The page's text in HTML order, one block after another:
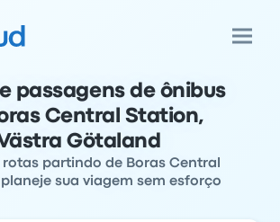
passagens de ônibus
Central Station,
Götaland
rotas partindo de Boras Central
sua viagem sem esforço